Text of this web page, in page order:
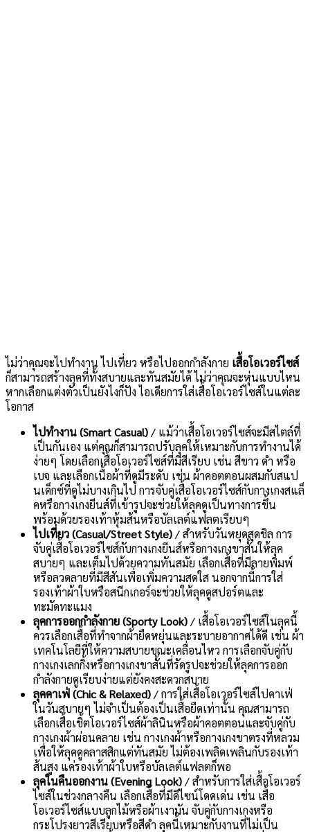
ไม่ว่าคุณจะไปทำงาน ไปเที่ยว หรือไปออกกำลังกาย เสื้อโอเวอร์ไซส์
ก็สามารถสร้างลุคที่ทั้งสบายและทันสมัยได้ ไม่ว่าคุณจะหุ่นแบบไหน
หากเลือกแต่งตัวเป็นยังไงก็ปัง ไอเดียการใส่เสื้อโอเวอร์ไซส์ในแต่ละ
โอกาส
ไปทำงาน (Smart Casual)/ แม้ว่าเสื้อโอเวอร์ไซส์จะมีสไตล์ที่
เป็นกันเอง แต่คุณก็สามารถปรับลุคให้เหมาะกับการทำงานได้
ง่ายๆ โดยเลือกเสื้อโอเวอร์ไซส์ที่มีสีเรียบ เช่น สีขาว ดำ หรือ
เบจ และเลือกเนื้อผ้าที่ดูมีระดับ เช่น ผ้าคอตตอนผสมกับสแป
นเด็กซ์ที่ดูไม่บางเกินไป การจับคู่เสื้อโอเวอร์ไซส์กับกางเกงสแล็
คหรือกางเกงยีนส์ที่เข้ารูปจะช่วยให้ลุคดูเป็นทางการขึ้น
พร้อมด้วยรองเท้าหุ้มส้นหรือบัลเลต์แฟลตเรียบๆ
ไปเที่ยว (Casual/Street Style)/ สำหรับวันหยุดสุดชิล การ
จับคู่เสื้อโอเวอร์ไซส์กับกางเกงยีนส์หรือกางเกงขาสั้นให้ลุค
สบายๆ และเต็มไปด้วยความทันสมัย เลือกเสื้อที่มีลายพิมพ์
หรือลวดลายที่มีสีสันเพื่อเพิ่มความสดใส นอกจากนี้การใส่
รองเท้าผ้าใบหรือสนีกเกอร์จะช่วยให้ลุคดูสปอร์ตและ
ทะมัดทะแมง
ลุคการออกกำลังกาย (Sporty Look)/ เสื้อโอเวอร์ไซส์ในลุคนี้
ควรเลือกเสื้อที่ทำจากผ้ายืดหยุ่นและระบายอากาศได้ดี เช่น ผ้า
เทคโนโลยีที่ให้ความสบายขณะเคลื่อนไหว การเลือกจับคู่กับ
กางเกงเลกกิ้งหรือกางเกงขาสั้นที่รัดรูปจะช่วยให้ลุคการออก
กำลังกายดูเรียบง่ายแต่ยังคงสะดวกสบาย
ลุคคาเฟ่ (Chic & Relaxed)/ การใส่เสื้อโอเวอร์ไซส์ไปคาเฟ่
ในวันสบายๆ ไม่จำเป็นต้องเป็นเสื้อยืดเท่านั้น คุณสามารถ
เลือกเสื้อเชิ้ตโอเวอร์ไซส์ผ้าลินินหรือผ้าคอตตอนและจับคู่กับ
กางเกงผ้าผ่อนคลาย เช่น กางเกงผ้าหรือกางเกงขาตรงที่หลวม
เพื่อให้ลุคดูคลาสสิกแต่ทันสมัย ไม่ต้องเพลิดเพลินกับรองเท้า
ส้นสูง แค่รองเท้าผ้าใบหรือบัลเลต์แฟลตก็พอ
ลุคในคืนออกงาน (Evening Look)/ สำหรับการใส่เสื้อโอเวอร์
ไซส์ในช่วงกลางคืน เลือกเสื้อที่มีดีไซน์โดดเด่น เช่น เสื้อ
โอเวอร์ไซส์แบบลูกไม้หรือผ้าเงามัน จับคู่กับกางเกงหรือ
กระโปรงยาวสีเรียบหรือสีดำ ลุคนี้เหมาะกับงานที่ไม่เป็น